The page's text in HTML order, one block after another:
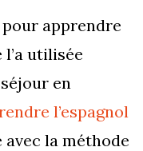
apprendre
utilisée
en
l’espagnol
avec la méthode